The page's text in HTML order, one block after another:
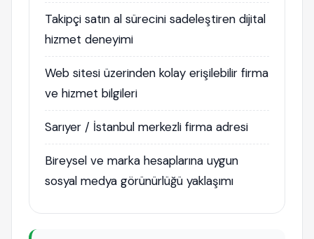
Takipçi satın al sürecini sadeleştiren dijital
hizmet deneyimi
Web sitesi üzerinden kolay erişilebilir firma
ve hizmet bilgileri
Sarıyer / İstanbul merkezli firma adresi
Bireysel ve marka hesaplarına uygun
sosyal medya görünürlüğü yaklaşımı